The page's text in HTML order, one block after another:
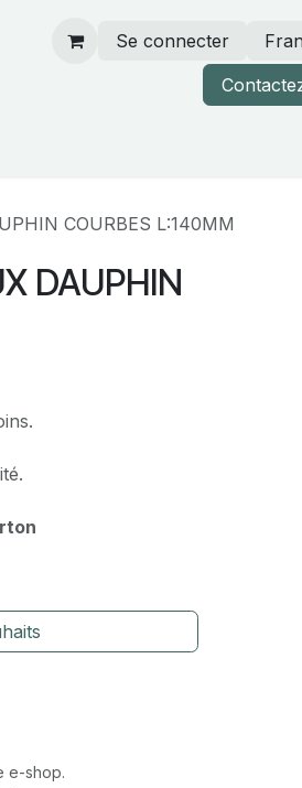
Se connecter
COURBES L:140MM
DAUPHIN
e-shop.